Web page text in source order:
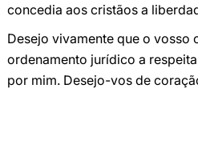
concedia aos cristãos a
Desejo vivamente que o
ordenamento jurídico a
por mim. Desejo-vos de